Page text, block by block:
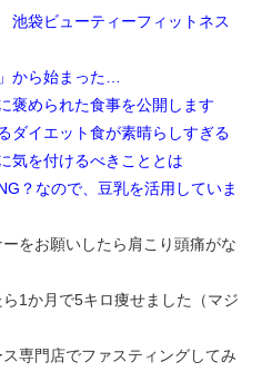
袋ビューティーフィットネス
から始まった…
褒められた食事を公開します
ダイエット食が素晴らしすぎる
気を付けるべきこととは
？なので、豆乳を活用していま
をお願いしたら肩こり頭痛がな
1か月で5キロ痩せました（マジ
専門店でファスティングしてみ